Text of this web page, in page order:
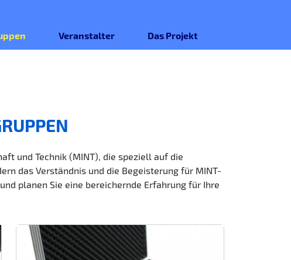
Veranstalter Das Projekt
und Technik (MINT), die speziell auf die
das Verständnis und die Begeisterung für MINT-
planen Sie eine bereichernde Erfahrung für Ihre